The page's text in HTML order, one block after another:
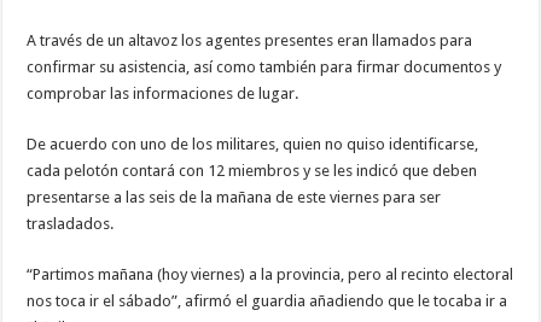
A través de un altavoz los agentes presentes eran llamados para
confirmar su asistencia, así como también para firmar documentos y
comprobar las informaciones de lugar.
De acuerdo con uno de los militares, quien no quiso identificarse,
cada pelotón contará con 12 miembros y se les indicó que deben
presentarse a las seis de la mañana de este viernes para ser
trasladados.
“Partimos mañana (hoy viernes) a la provincia, pero al recinto electoral
nos toca ir el sábado”, afirmó el guardia añadiendo que le tocaba ir a